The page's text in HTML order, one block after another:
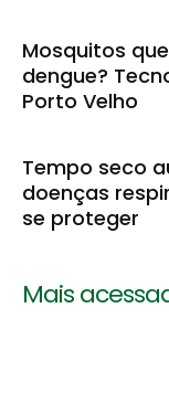
Mosquitos
dengue?
Porto Velho
Tempo seco
doenças
se proteger
Mais